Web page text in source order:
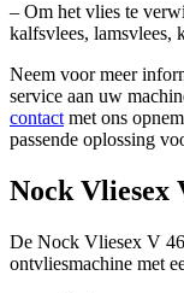
– Om het vlies te
kalfsvlees, lamsvlees,
Neem voor meer
service aan uw
contactmet ons
passende oplossing
Nock Vliesex
De Nock Vliesex V
ontvliesmachine met